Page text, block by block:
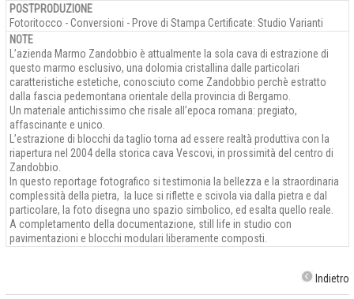
POSTPRODUZIONE
Fotoritocco - Conversioni - Prove di Stampa Certificate: Studio Varianti
NOTE
L’azienda Marmo Zandobbio è attualmente la sola cava di estrazione di
questo marmo esclusivo, una dolomia cristallina dalle particolari
caratteristiche estetiche, conosciuto come Zandobbio perchè estratto
dalla fascia pedemontana orientale della provincia di Bergamo.
Un materiale antichissimo che risale all’epoca romana: pregiato,
affascinante e unico.
L’estrazione di blocchi da taglio torna ad essere realtà produttiva con la
riapertura nel 2004 della storica cava Vescovi, in prossimità del centro di
Zandobbio.
In questo reportage fotografico si testimonia la bellezza e la straordinaria
complessità della pietra, la luce si riflette e scivola via dalla pietra e dal
particolare, la foto disegna uno spazio simbolico, ed esalta quello reale.
A completamento della documentazione, still life in studio con
pavimentazioni e blocchi modulari liberamente composti.
Indietro